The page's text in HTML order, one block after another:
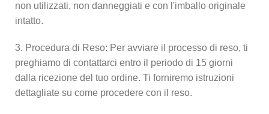
non utilizzati, non danneggiati e con l'imballo originale
intatto.
3. Procedura di Reso: Per avviare il processo di reso, ti
preghiamo di contattarci entro il periodo di 15 giorni
dalla ricezione del tuo ordine. Ti forniremo istruzioni
dettagliate su come procedere con il reso.